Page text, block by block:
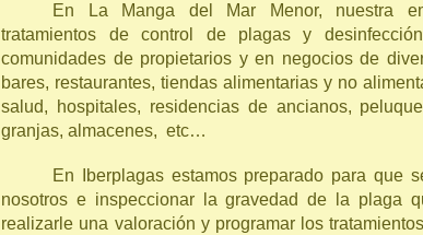
En La Manga del Mar Menor, nuestra
tratamientos de control de plagas y
comunidades de propietarios y en negocios de
bares, restaurantes, tiendas alimentarias y no
salud, hospitales, residencias de ancianos,
granjas, almacenes, etc…
En Iberplagas estamos preparado para que
nosotros e inspeccionar la gravedad de la plaga
realizarle una valoración y programar los